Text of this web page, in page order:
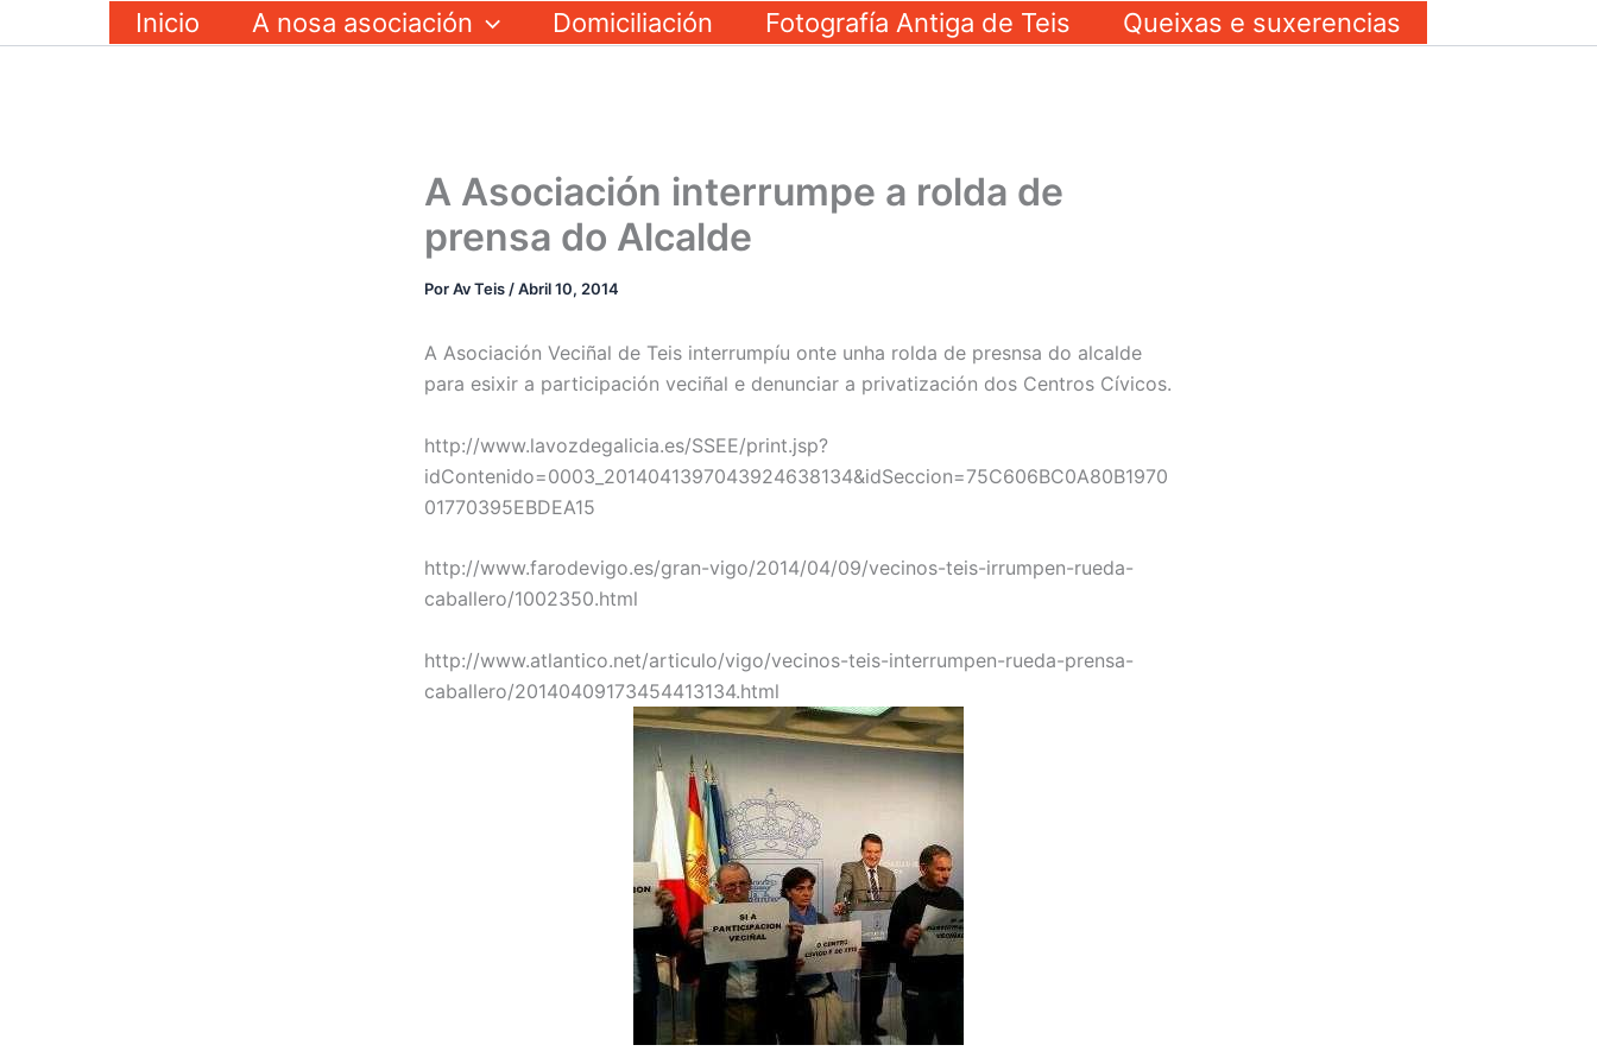
ao
Inicio A nosa asociación Domiciliación Fotografía Antiga de Teis Queixas e suxerencias
A Asociación interrumpe a rolda de
prensa do Alcalde
PorAv Teis /Abril 10, 2014
A Asociación Veciñal de Teis interrumpíu onte unha rolda de presnsa do alcalde
para esixir a participación veciñal e denunciar a privatización dos Centros Cívicos.
http://www.lavozdegalicia.es/SSEE/print.jsp?
idContenido=0003_2014041397043924638134&idSeccion=75C606BC0A80B1970
01770395EBDEA15
http://www.farodevigo.es/gran-vigo/2014/04/09/vecinos-teis-irrumpen-rueda-
caballero/1002350.html
http://www.atlantico.net/articulo/vigo/vecinos-teis-interrumpen-rueda-prensa-
caballero/20140409173454413134.html